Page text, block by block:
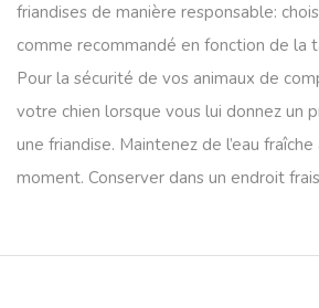
friandises de manière responsable:
comme recommandé en fonction de la
Pour la sécurité de vos animaux de
votre chien lorsque vous lui donnez un
une friandise. Maintenez de l’eau
moment. Conserver dans un endroit